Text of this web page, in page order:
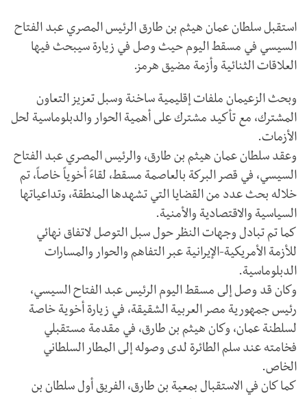
استقبل سلطان عمان هيثم بن طارق الرئيس المصري عبد الفتاح
السيسي في مسقط اليوم حيث وصل في زيارة سيبحث فيها
العلاقات الثنائية وأزمة مضيق هرمز.
وبحث الزعيمان ملفات إقليمية ساخنة وسبل تعزيز التعاون
المشترك، مع تأكيد مشترك على أهمية الحوار والدبلوماسية لحل
الأزمات.
وعقد سلطان عمان هيثم بن طارق، والرئيس المصري عبد الفتاح
السيسي، في قصر البركة بالعاصمة مسقط، لقاءً أخوياً خاصاً، تم
خلاله بحث عدد من القضايا التي تشهدها المنطقة، وتداعياتها
السياسية والاقتصادية والأمنية.
كما تم تبادل وجهات النظر حول سبل التوصل لاتفاق نهائي
للأزمة الأمريكية-الإيرانية عبر التفاهم والحوار والمسارات
الدبلوماسية.
وكان قد وصل إلى مسقط اليوم الرئيس عبد الفتاح السيسي،
رئيس جمهورية مصر العربية الشقيقة، في زيارة أخوية خاصة
لسلطنة عمان، وكان هيثم بن طارق، في مقدمة مستقبلي
فخامته عند سلم الطائرة لدى وصوله إلى المطار السلطاني
الخاص.
كما كان في الاستقبال بمعية بن طارق، الفريق أول سلطان بن